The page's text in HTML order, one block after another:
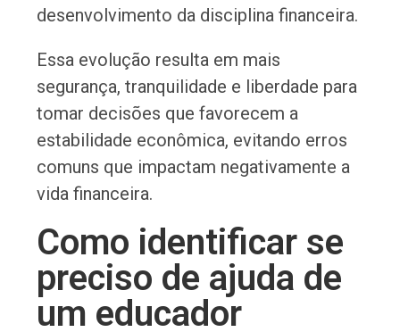
desenvolvimento da disciplina financeira.
Essa evolução resulta em mais
segurança, tranquilidade e liberdade para
tomar decisões que favorecem a
estabilidade econômica, evitando erros
comuns que impactam negativamente a
vida financeira.
Como identificar se
preciso de ajuda de
um educador